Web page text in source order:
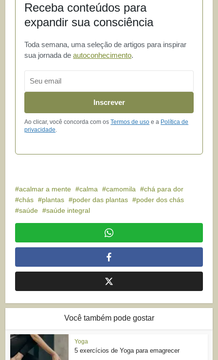
Receba conteúdos para
expandir sua consciência
Toda semana, uma seleção de artigos para inspirar
sua jornada deautoconhecimento.
Inscrever
Ao clicar, você concorda com osTermos de uso e a Política de
privacidade
acalmar a mente calma camomila
chá para dor
chás
plantas poder das plantas
poder dos chás
saúde
saúde integral
Você também pode gostar
Yoga
5 exercícios de Yoga para emagrecer